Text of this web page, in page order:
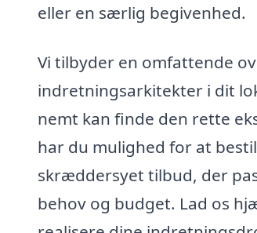
eller en særlig begivenhed.
Vi tilbyder en omfattende
indretningsarkitekter i dit
nemt kan finde den rette
har du mulighed for at
skræddersyet tilbud, der
behov og budget. Lad os